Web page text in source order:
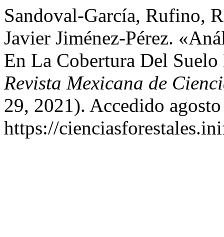
Sandoval-García, Rufino,
Javier Jiménez-Pérez.
En La Cobertura Del
Revista Mexicana de
29, 2021). Accedido
https://